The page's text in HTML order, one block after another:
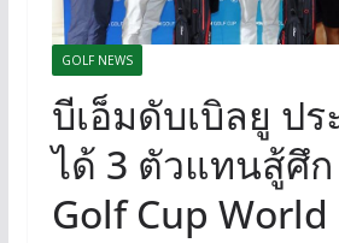
GOLF NEWS
บีเอ็มดับเบิลยู ปร
ได้ 3 ตัวแทนสู้ศึก
Golf Cup World